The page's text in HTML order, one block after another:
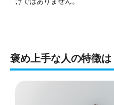
褒め上手な人の特徴は